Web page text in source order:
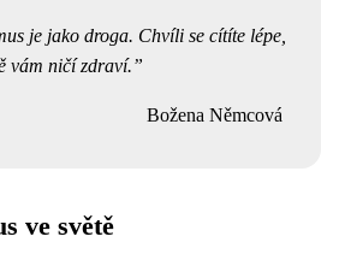
je jako droga. Chvíli se cítíte lépe,
vám ničí zdraví.
Božena Němcová
ve světě